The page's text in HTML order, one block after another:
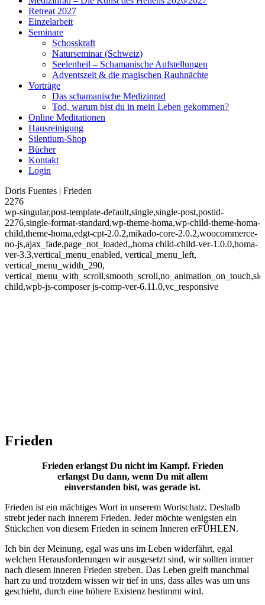
Retreat 2027
Einzelarbeit
Seminare
Schosskraft
Naturseminar (Schweiz)
Seelenheil – Schamanische Aufstellungen
Adventszeit & die magischen Rauhnächte
Vorträge
Das schamanische Medizinrad
Tod, warum bist du in mein Leben gekommen?
Online Meditationen
Hausreinigung
Silentium-Shop
Bücher
Kontakt
Login
Doris Fuentes | Frieden
2276
wp-singular,post-template-default,single,single-post,postid-
2276,single-format-standard,wp-theme-homa,wp-child-theme-homa-
child,theme-homa,edgt-cpt-2.0.2,mikado-core-2.0.2,woocommerce-
no-js,ajax_fade,page_not_loaded,,homa child-child-ver-1.0.0,homa-
ver-3.3,vertical_menu_enabled, vertical_menu_left,
vertical_menu_width_290,
child,wpb-js-composer js-comp-ver-6.11.0,vc_responsive
Frieden
Frieden erlangst Du nicht im Kampf. Frieden
erlangst Du dann, wenn Du mit allem
einverstanden bist, was gerade ist.
Frieden ist ein mächtiges Wort in unserem Wortschatz. Deshalb
strebt jeder nach innerem Frieden. Jeder möchte wenigsten ein
Stückchen von diesem Frieden in seinem Inneren erFÜHLEN.
Ich bin der Meinung, egal was uns im Leben widerfährt, egal
welchen Herausforderungen wir ausgesetzt sind, wir sollten immer
nach diesem inneren Frieden streben. Das Leben greift manchmal
hart zu und trotzdem wissen wir tief in uns, dass alles was um uns
geschieht, durch eine höhere Existenz bestimmt wird.